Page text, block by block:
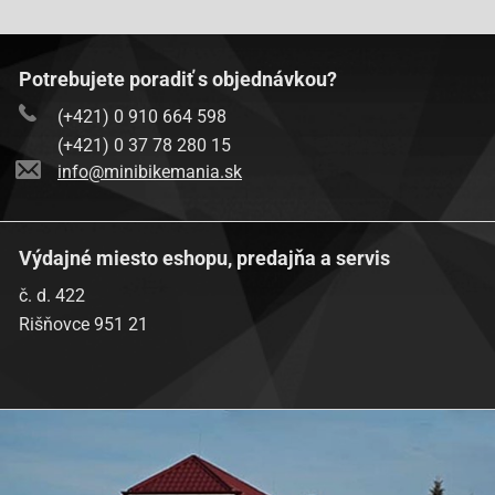
REX (Jinan Qingqi, Shenke) RS-500 [QM50QT-6A (A)]
REX (Jinan Qingqi, Shenke) RS-900 [QM50T-10A (A)]
REX (Jinan Qingqi, Shenke) RS-900 [QM50T-10A (A)]
NK390.21
Potrebujete poradiť s objednávkou?
(+421) 0 910 664 598
(+421) 0 37 78 280 15
info@minibikemania.sk
Výdajné miesto eshopu, predajňa a servis
č. d. 422
Rišňovce 951 21